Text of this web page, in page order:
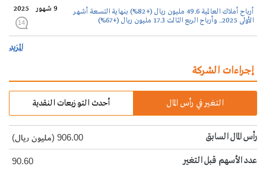
أرباح أملاك العالمية 49.6 مليون ريال (+82%) بنهاية التسعة أشهر
الأولى 2025.. وأرباح الربع الثالث 17.3 مليون ريال (+67%)
9 شهور 2025
14
المزيد
إجراءات الشركة
التغير في رأس المال أحدث التوزيعات النقدية
رأس المال السابق 906.00 (مليون ريال)
عدد الأسهم قبل التغير 90.60